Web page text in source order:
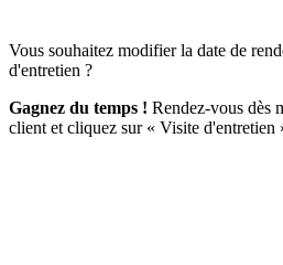
Vous souhaitez modifier la date de
d'entretien ?
Gagnez du temps ! Rendez-vous dès
client et cliquez sur « Visite d'entretien